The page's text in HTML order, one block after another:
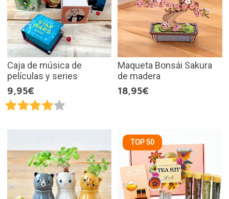
Caja de música de
películas y series
9,95€
Maqueta Bonsái Sakura
de madera
18,95€
TOP 50